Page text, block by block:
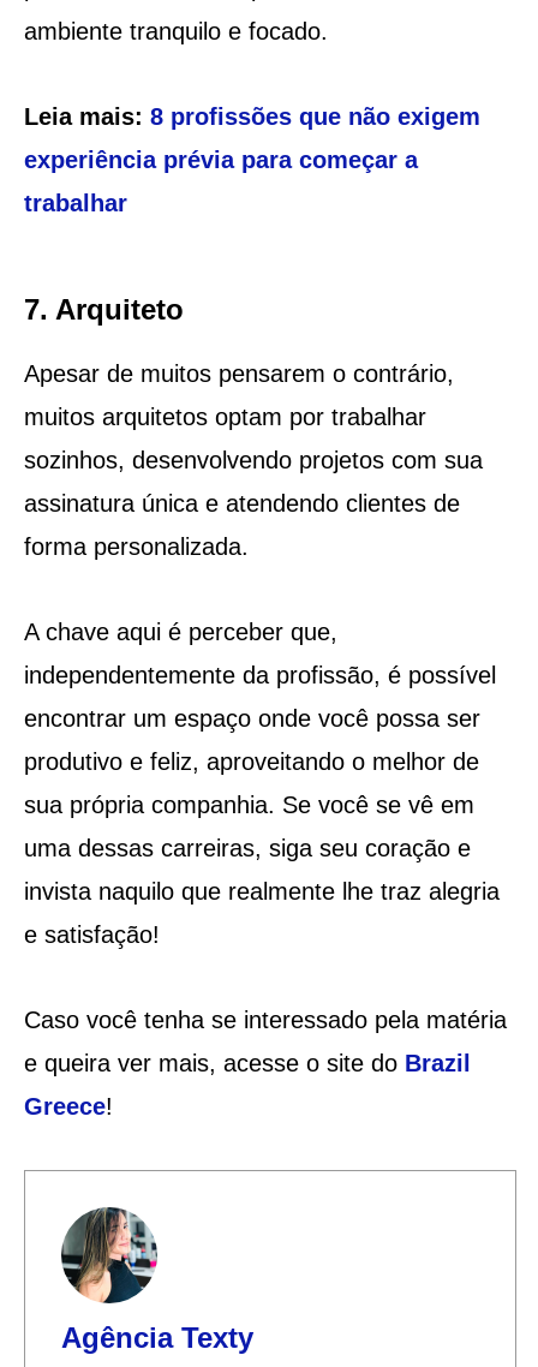
ambiente tranquilo e focado.
Leia mais: 8 profissões que não exigem
experiência prévia para começar a
trabalhar
7. Arquiteto
Apesar de muitos pensarem o contrário,
muitos arquitetos optam por trabalhar
sozinhos, desenvolvendo projetos com sua
assinatura única e atendendo clientes de
forma personalizada.
A chave aqui é perceber que,
independentemente da profissão, é possível
encontrar um espaço onde você possa ser
produtivo e feliz, aproveitando o melhor de
sua própria companhia. Se você se vê em
uma dessas carreiras, siga seu coração e
invista naquilo que realmente lhe traz alegria
e satisfação!
Caso você tenha se interessado pela matéria
e queira ver mais, acesse o site do Brazil
Greece!
Agência Texty